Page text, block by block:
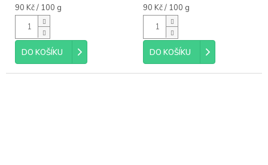
Měrná
cena:
90 Kč / 100 g
DO KOŠÍKU
Měrná
cena:
90 Kč / 100 g
DO KOŠÍKU